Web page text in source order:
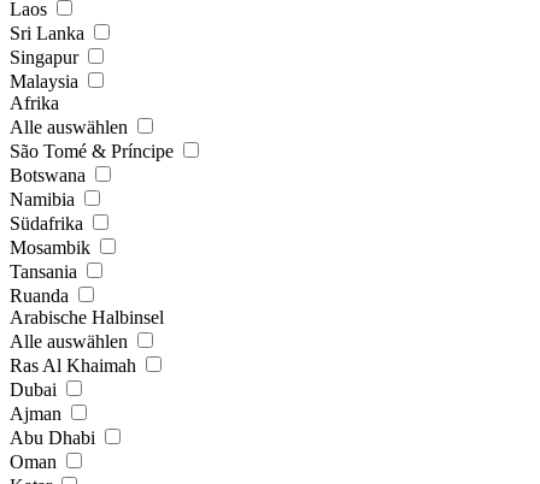
Laos
Sri Lanka
Singapur
Malaysia
Afrika
Alle auswählen
São Tomé & Príncipe
Botswana
Namibia
Südafrika
Mosambik
Tansania
Ruanda
Arabische Halbinsel
Alle auswählen
Ras Al Khaimah
Dubai
Ajman
Abu Dhabi
Oman